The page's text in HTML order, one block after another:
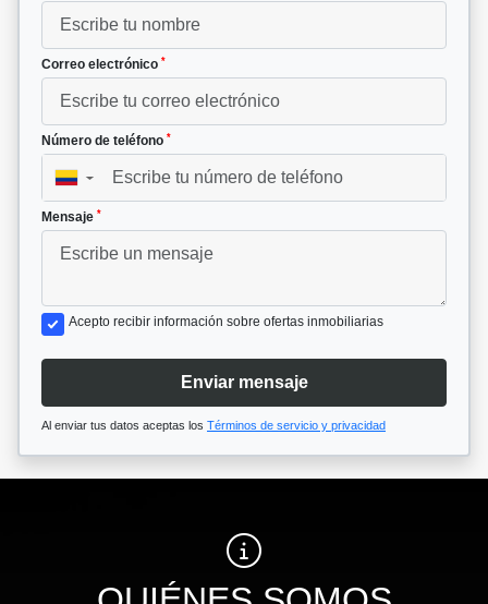
Correo electrónico *
Número de teléfono *
▼
Mensaje *
Acepto recibir información sobre ofertas inmobiliarias
Enviar mensaje
Al enviar tus datos aceptas los Términos de servicio y privacidad